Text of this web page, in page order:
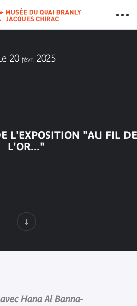
20 févr. 2025
L'EXPOSITION "AU FIL DE
L'OR..."
Hana Al Banna-